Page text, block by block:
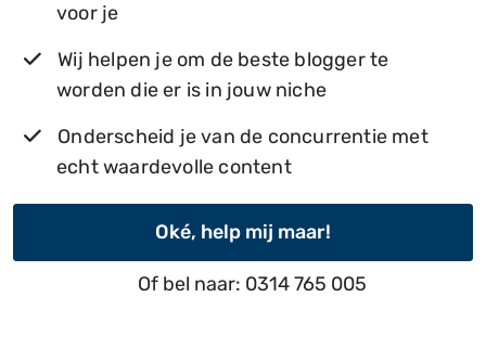
voor je
Wij helpen je om de beste blogger te
worden die er is in jouw niche
Onderscheid je van de concurrentie met
echt waardevolle content
Oké, help mij maar!
Of bel naar: 0314 765 005